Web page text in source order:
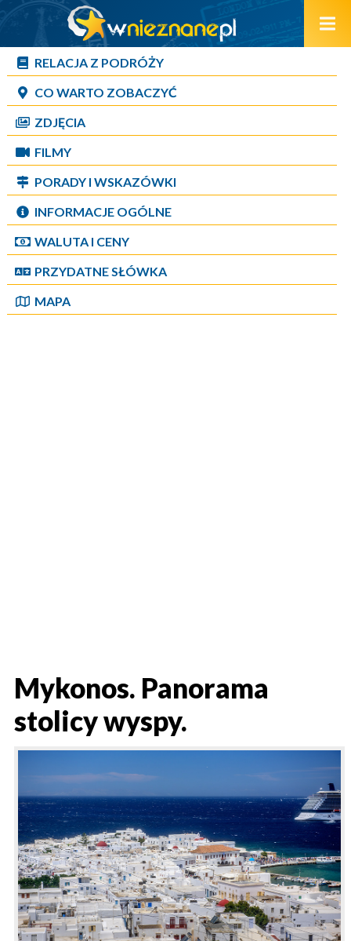
RELACJA Z PODRÓŻY
CO WARTO ZOBACZYĆ
ZDJĘCIA
FILMY
PORADY I WSKAZÓWKI
INFORMACJE OGÓLNE
WALUTA I CENY
PRZYDATNE SŁÓWKA
MAPA
Mykonos. Panorama
stolicy wyspy.